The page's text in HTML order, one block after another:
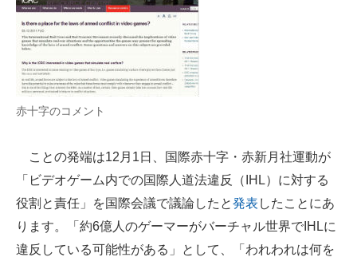
AI活用のいまが分かる
企業ITのトレンドを詳説
経営リーダーのコミュニティ
マーケ×ITの今がよく分かる
企業向けIT製品の総合サイト
IT製品の技術・比較・事例
製造業のIT導入・活用を支援
赤十字のコメント
ことの発端は12月1日、国際赤十字・赤新月社運動が
「ビデオゲーム内での国際人道法違反（IHL）に対する
役割と責任」を国際会議で議論したと発表 したことにあ
ります。「約6億人のゲーマーがバーチャル世界でIHLに
違反している可能性がある」として、「われわれは何を